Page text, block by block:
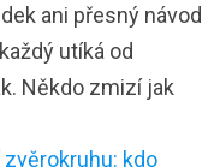
ani přesný návod
utíká od
Někdo zmizí jak
zvěrokruhu: kdo